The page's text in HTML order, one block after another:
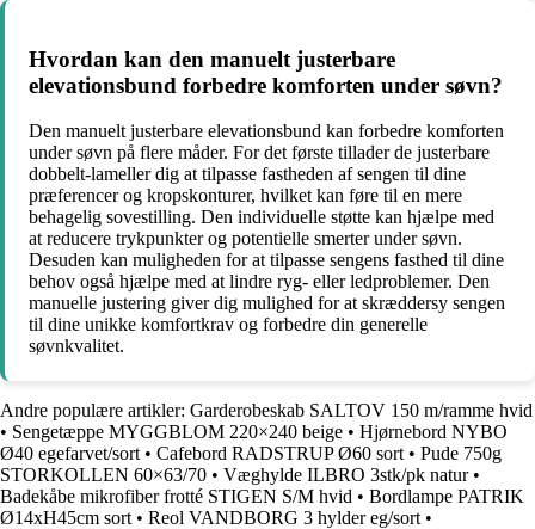
Hvordan kan den manuelt justerbare
elevationsbund forbedre komforten under søvn?
Den manuelt justerbare elevationsbund kan forbedre komforten
under søvn på flere måder. For det første tillader de justerbare
dobbelt-lameller dig at tilpasse fastheden af sengen til dine
præferencer og kropskonturer, hvilket kan føre til en mere
behagelig sovestilling. Den individuelle støtte kan hjælpe med
at reducere trykpunkter og potentielle smerter under søvn.
Desuden kan muligheden for at tilpasse sengens fasthed til dine
behov også hjælpe med at lindre ryg- eller ledproblemer. Den
manuelle justering giver dig mulighed for at skræddersy sengen
til dine unikke komfortkrav og forbedre din generelle
søvnkvalitet.
Andre populære artikler: Garderobeskab SALTOV 150 m/ramme hvid
• Sengetæppe MYGGBLOM 220×240 beige • Hjørnebord NYBO
Ø40 egefarvet/sort • Cafebord RADSTRUP Ø60 sort • Pude 750g
STORKOLLEN 60×63/70 • Væghylde ILBRO 3stk/pk natur•
Badekåbe mikrofiber frotté STIGEN S/M hvid • Bordlampe PATRIK
Ø14xH45cm sort • Reol VANDBORG 3 hylder eg/sort •